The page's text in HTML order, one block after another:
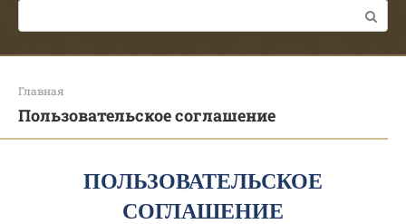
Поиск:
Главная
Пользовательское соглашение
ПОЛЬЗОВАТЕЛЬСКОЕ
СОГЛАШЕНИЕ